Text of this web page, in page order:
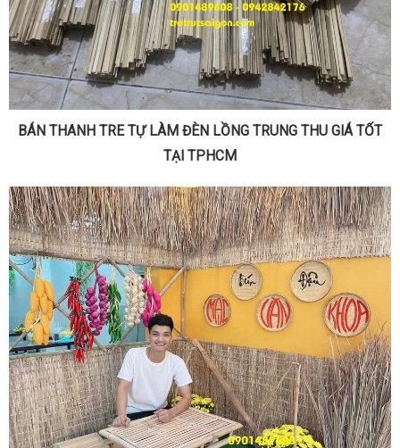
BÁN THANH TRE TỰ LÀM ĐÈN LỒNG TRUNG THU GIÁ TỐT
TẠI TPHCM